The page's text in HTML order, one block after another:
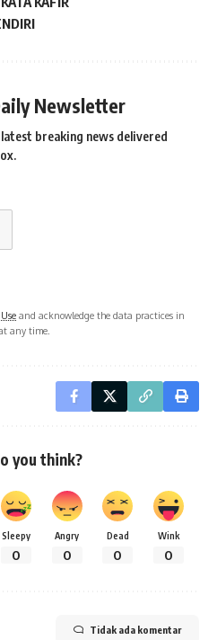
Newsletter
breaking news delivered
and acknowledge the data practices in
any time.
you think?
Sleepy
0
Angry
0
Dead
0
Wink
0
Tidak ada komentar